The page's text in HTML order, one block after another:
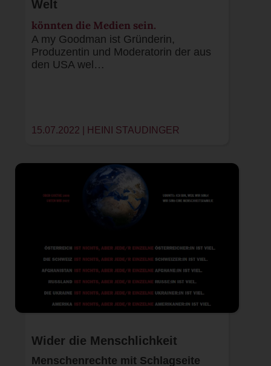
Welt
könnten die Medien sein.
A my Goodman ist Gründerin,
Produzentin und Moderatorin der aus
den USA wel…
15.07.2022 | HEINI STAUDINGER
Wider die Menschlichkeit
Menschenrechte mit Schlagseite